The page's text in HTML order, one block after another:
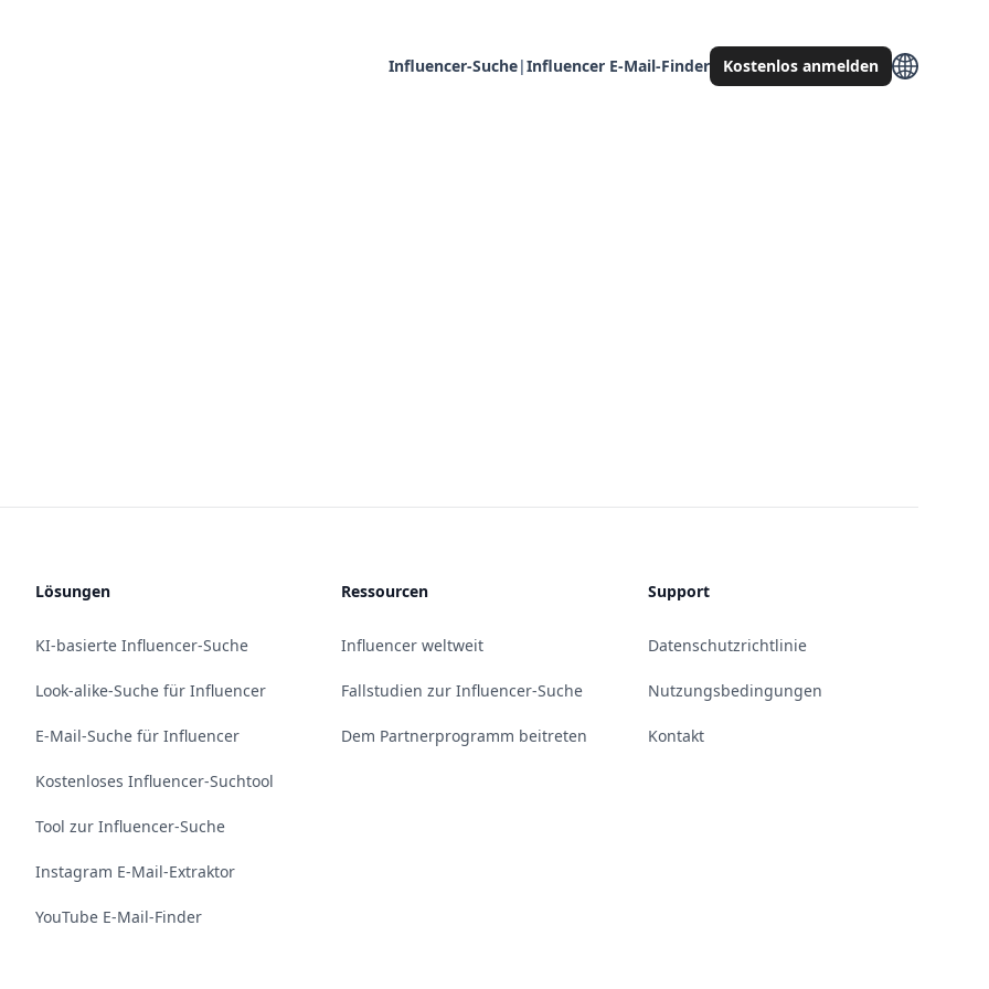
Influencer-Suche|Influencer E-Mail-Finder Kostenlos anmelden
Lösungen
KI-basierte Influencer-Suche
Look-alike-Suche für Influencer
E-Mail-Suche für Influencer
Kostenloses Influencer-Suchtool
Tool zur Influencer-Suche
Instagram E-Mail-Extraktor
YouTube E-Mail-Finder
Ressourcen
Influencer weltweit
Fallstudien zur Influencer-Suche
Dem Partnerprogramm beitreten
Support
Datenschutzrichtlinie
Nutzungsbedingungen
Kontakt